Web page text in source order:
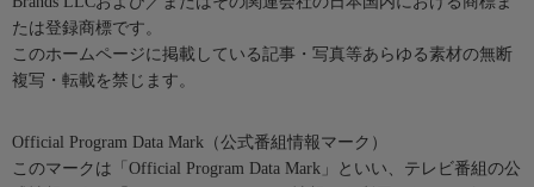
たは登録商標です。
このホームページに掲載している記事・写真等あらゆる素材の無断
複写・転載を禁じます。
Official Program Data Mark（公式番組情報マーク）
このマークは「Official Program Data Mark」といい、テレビ番組の公